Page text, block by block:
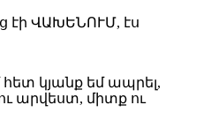
էի ՎԱԽԵՆՈՒՄ, էս
կյանք եմ ապրել,
արվեստ, միտք ու